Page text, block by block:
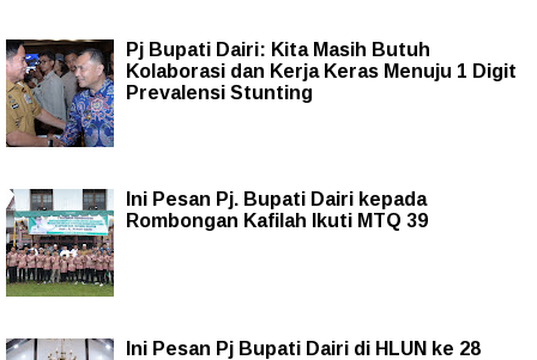
Pj Bupati Dairi: Kita Masih Butuh
Kolaborasi dan Kerja Keras Menuju 1 Digit
Prevalensi Stunting
Ini Pesan Pj. Bupati Dairi kepada
Rombongan Kafilah Ikuti MTQ 39
Ini Pesan Pj Bupati Dairi di HLUN ke 28